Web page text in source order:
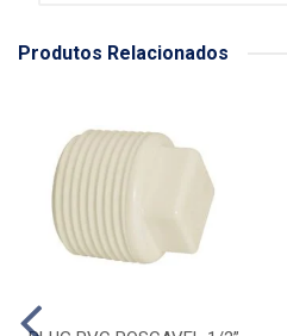
Produtos Relacionados